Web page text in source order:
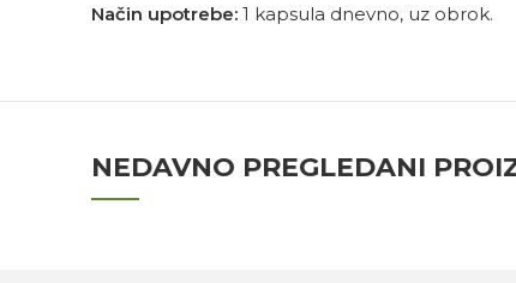
Način upotrebe: 1 kapsula dnevno, uz obrok.
NEDAVNO PREGLEDANI